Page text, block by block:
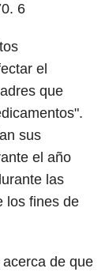
6
el
que
sus
el año
las
los fines de
de que